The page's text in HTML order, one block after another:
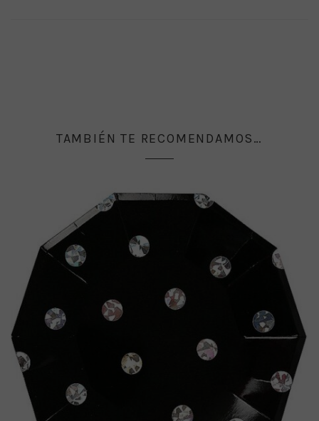
TAMBIÉN TE RECOMENDAMOS…